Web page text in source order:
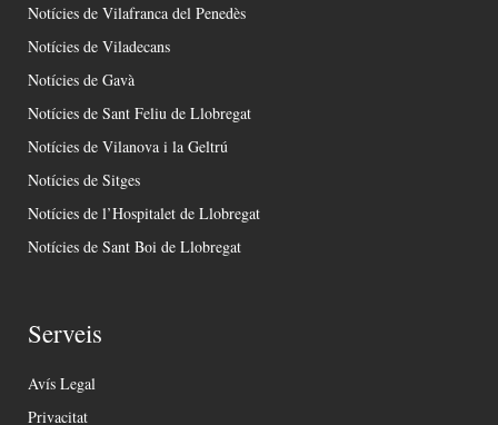
Notícies de Vilafranca del Penedès
Notícies de Viladecans
Notícies de Gavà
Notícies de Sant Feliu de Llobregat
Notícies de Vilanova i la Geltrú
Notícies de Sitges
Notícies de l’Hospitalet de Llobregat
Notícies de Sant Boi de Llobregat
Serveis
Avís Legal
Privacitat